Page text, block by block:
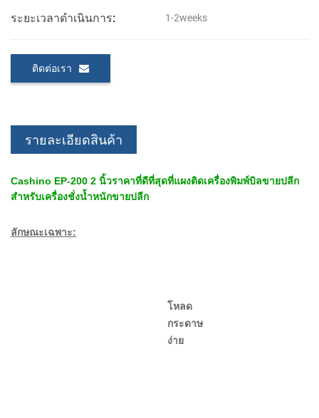
ระยะเวลาดำเนินการ: 1-2weeks
ติดต่อเรา
รายละเอียดสินค้า
Cashino EP-200 2 นิ้วราคาที่ดีที่สุดที่แผงติดเครื่องพิมพ์บิลขายปลีก
สำหรับเครื่องชั่งน้ำหนักขายปลีก
ลักษณะเฉพาะ:
โหลด
กระดาษ
ง่าย